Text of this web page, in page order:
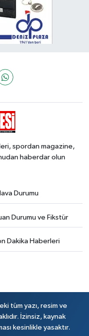
spordan magazine,
haberdar olun
Durumu
Durumu ve Fikstür
Dakika Haberleri
tüm yazı, resim ve
İzinsiz, kaynak
kesinlikle yasaktır.